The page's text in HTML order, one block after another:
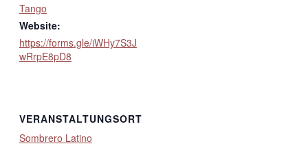
Tango
Website:
https://forms.gle/iWHy7S3J
wRrpE8pD8
VERANSTALTUNGSORT
Sombrero Latino